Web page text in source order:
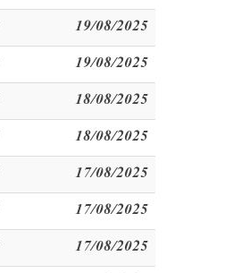
19/08/2025
19/08/2025
18/08/2025
18/08/2025
17/08/2025
17/08/2025
17/08/2025